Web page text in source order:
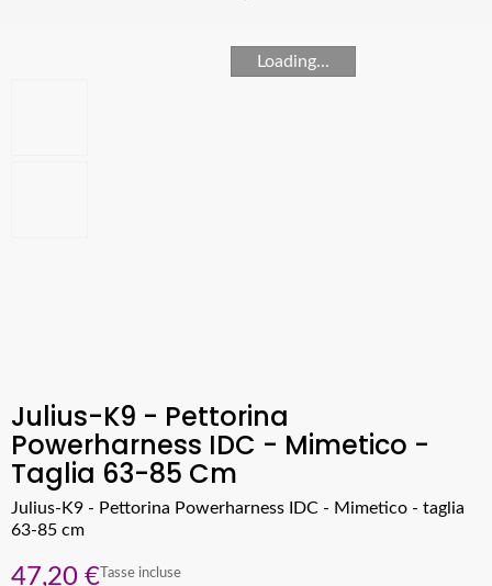
Loading...
Julius-K9 - Pettorina
Powerharness IDC - Mimetico -
Taglia 63-85 Cm
Julius-K9 - Pettorina Powerharness IDC - Mimetico - taglia
63-85 cm
47,20 € Tasse incluse